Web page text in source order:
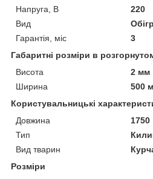
Напруга, В
220
Вид
Гарантія, міс
3
Габаритні розміри в
Висота
2 мм
Ширина
500
Користувальницькі
Довжина
1750
Тип
Вид тварин
Розміри